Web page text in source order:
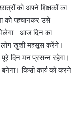
को अपने शिक्षकों का
को पहचानकर उसे
आज दिन का
लोग खुशी महसूस करेंगे।
दिन मन प्रसन्न रहेगा।
किसी कार्य को करने